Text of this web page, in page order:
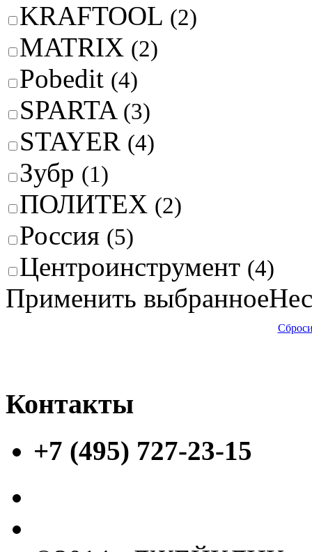
KRAFTOOL (2)
MATRIX (2)
Pobedit (4)
SPARTA (3)
STAYER (4)
Зубр (1)
ПОЛИТЕХ (2)
Россия (5)
Центроинструмент (4)
Применить выбранное
Контакты
+7 (495) 727-23-15